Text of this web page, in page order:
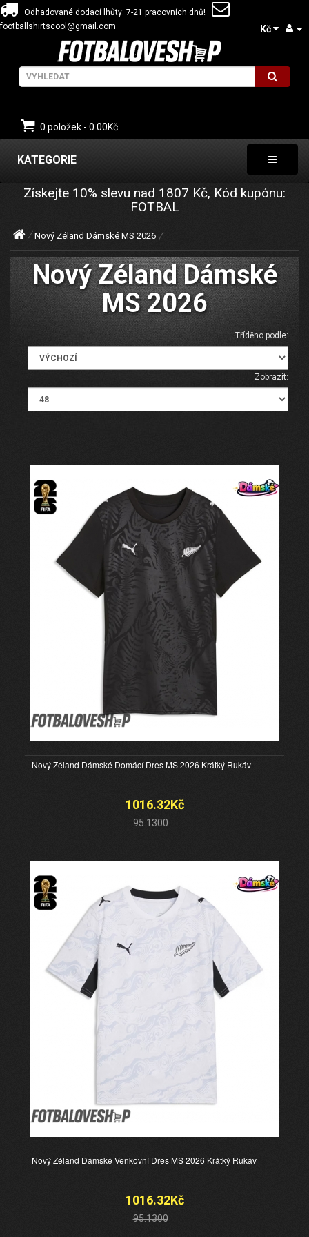
Odhadované dodací lhůty: 7-21 pracovních dnů!
footballshirtscool@gmail.com
Kč
0 položek - 0.00Kč
KATEGORIE
Získejte 10% slevu nad 1807 Kč, Kód kupónu:
FOTBAL
Nový Zéland Dámské MS 2026
Nový Zéland Dámské
MS 2026
Tříděno podle:
Zobrazit:
Nový Zéland Dámské Domácí Dres MS 2026 Krátký Rukáv
1016.32Kč
95.1300
Nový Zéland Dámské Venkovní Dres MS 2026 Krátký Rukáv
1016.32Kč
95.1300